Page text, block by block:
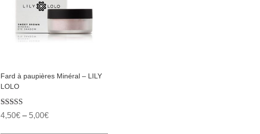
Fard à paupières Minéral – LILY
LOLO
Rated
5.00
4,50€– 5,00€
options
chosen
page